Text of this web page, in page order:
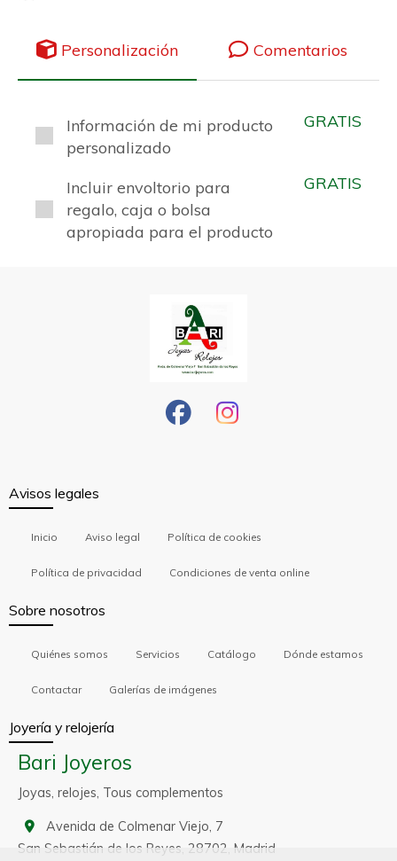
Personalización Comentarios
Información de mi producto
personalizado
GRATIS
Incluir envoltorio para
regalo, caja o bolsa
apropiada para el producto
GRATIS
Avisos legales
Inicio Aviso legal Política de cookies
Política de privacidad Condiciones de venta online
Sobre nosotros
Quiénes somos Servicios Catálogo Dónde estamos
Contactar Galerías de imágenes
Joyería y relojería
Bari Joyeros
Joyas, relojes, Tous complementos
Avenida de Colmenar Viejo, 7
San Sebastián de los Reyes, 28702, Madrid